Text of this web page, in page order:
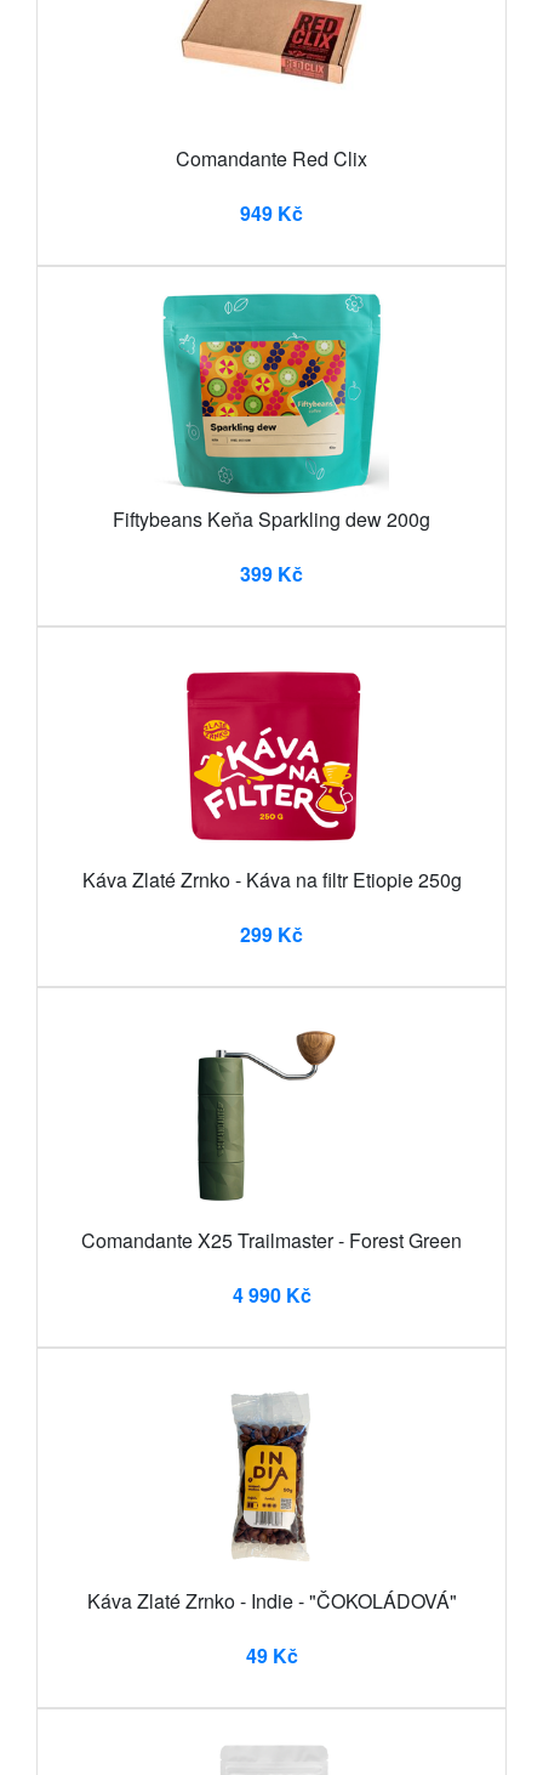
Comandante Red Clix
949 Kč
Fiftybeans Keňa Sparkling dew 200g
399 Kč
Káva Zlaté Zrnko - Káva na filtr Etiopie 250g
299 Kč
Comandante X25 Trailmaster - Forest Green
4 990 Kč
Káva Zlaté Zrnko - Indie - "ČOKOLÁDOVÁ"
49 Kč